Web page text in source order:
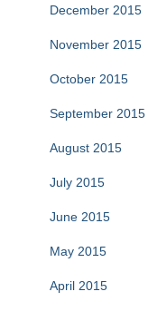
December 2015
November 2015
October 2015
September 2015
August 2015
July 2015
June 2015
May 2015
April 2015